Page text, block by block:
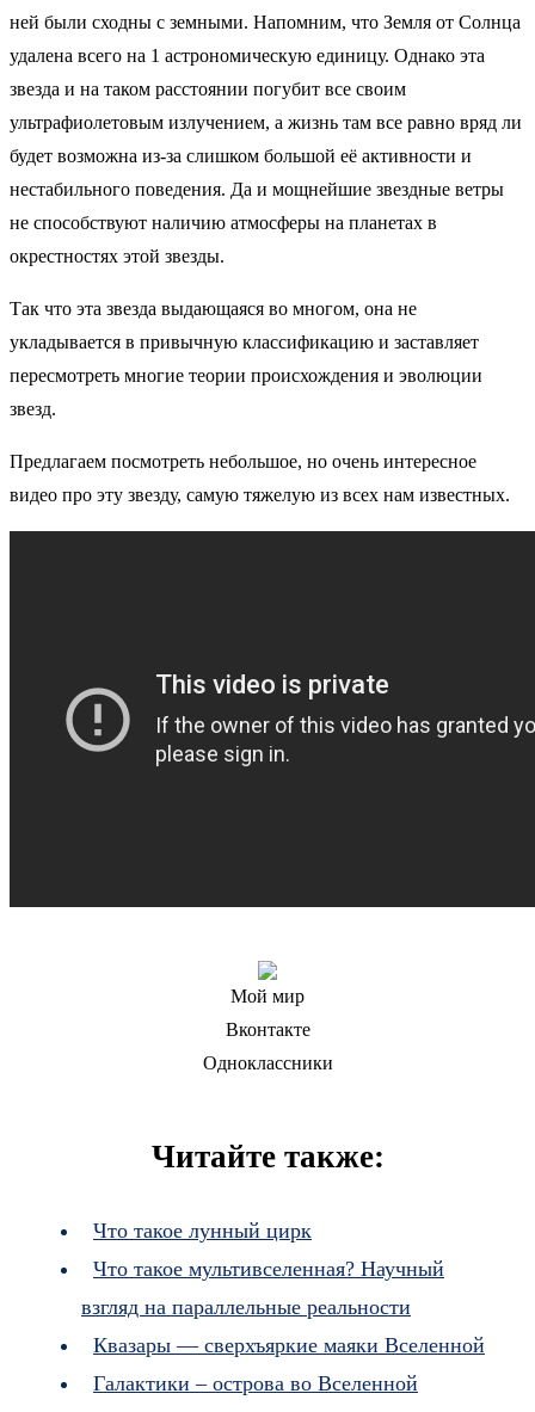
ней были сходны с земными. Напомним, что Земля от Солнца
удалена всего на 1 астрономическую единицу. Однако эта
звезда и на таком расстоянии погубит все своим
ультрафиолетовым излучением, а жизнь там все равно вряд ли
будет возможна из-за слишком большой её активности и
нестабильного поведения. Да и мощнейшие звездные ветры
не способствуют наличию атмосферы на планетах в
окрестностях этой звезды.
Так что эта звезда выдающаяся во многом, она не
укладывается в привычную классификацию и заставляет
пересмотреть многие теории происхождения и эволюции
звезд.
Предлагаем посмотреть небольшое, но очень интересное
видео про эту звезду, самую тяжелую из всех нам известных.
Мой мир
Вконтакте
Одноклассники
Читайте также:
Что такое лунный цирк
Что такое мультивселенная? Научный
взгляд на параллельные реальности
Квазары — сверхъяркие маяки Вселенной
Галактики – острова во Вселенной